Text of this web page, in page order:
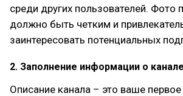
среди других пользователей. Фото
должно быть четким и
заинтересовать потенциальных
2. Заполнение информации о канале
Описание канала – это ваше первое